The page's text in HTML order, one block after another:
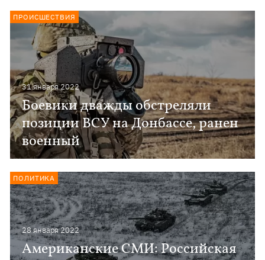
31 января 2022
Боевики дважды обстреляли
позиции ВСУ на Донбассе, ранен
военный
ПРОИСШЕСТВИЯ
28 января 2022
Американские СМИ: Российская
ПОЛИТИКА